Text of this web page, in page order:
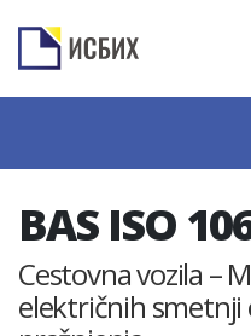
BAS ISO
Cestovna vozila –
električnih